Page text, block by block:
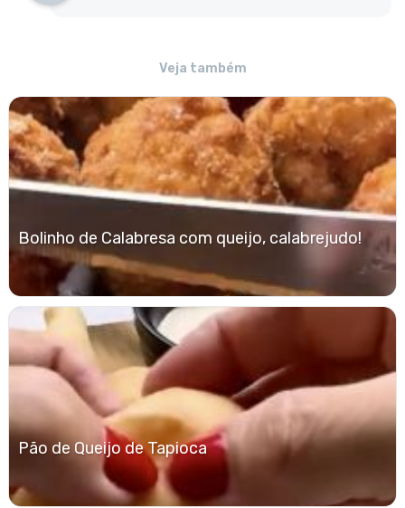
Veja também
Bolinho de Calabresa com queijo, calabrejudo!
Pão de Queijo de Tapioca